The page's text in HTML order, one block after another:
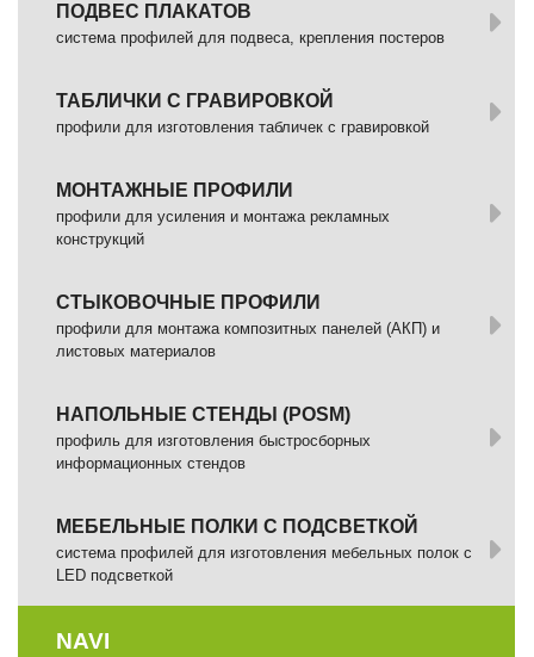
ПОДВЕС ПЛАКАТОВ
система профилей для подвеса, крепления постеров
ТАБЛИЧКИ С ГРАВИРОВКОЙ
профили для изготовления табличек с гравировкой
МОНТАЖНЫЕ ПРОФИЛИ
профили для усиления и монтажа рекламных
конструкций
СТЫКОВОЧНЫЕ ПРОФИЛИ
профили для монтажа композитных панелей (АКП) и
листовых материалов
НАПОЛЬНЫЕ СТЕНДЫ (POSM)
профиль для изготовления быстросборных
информационных стендов
МЕБЕЛЬНЫЕ ПОЛКИ С ПОДСВЕТКОЙ
cистема профилей для изготовления мебельных полок с
LED подсветкой
NAVI